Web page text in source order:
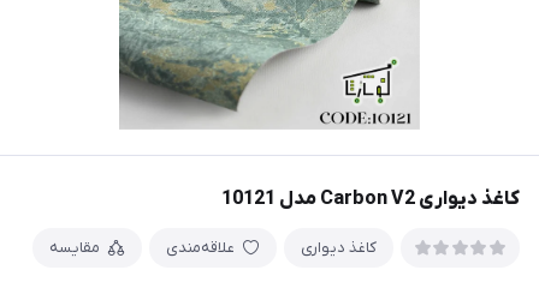
کاغذ دیواری Carbon V2 مدل 10121
کاغذ دیواری علاقه‌مندی مقایسه